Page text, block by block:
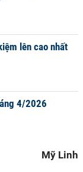
lên cao nhất
4/2026
Mỹ Linh